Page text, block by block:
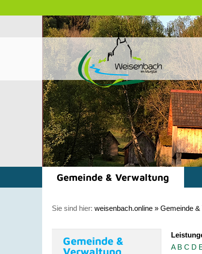
Gemeinde & Verwaltung
Sie sind hier: weisenbach.online » Gemeinde &
Gemeinde &
A B C D